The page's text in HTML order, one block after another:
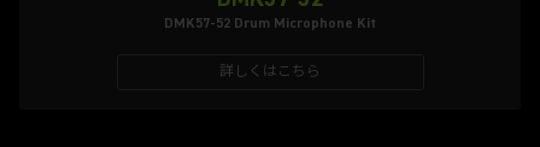
DMK57-52 Drum Microphone Kit
詳しくはこちら